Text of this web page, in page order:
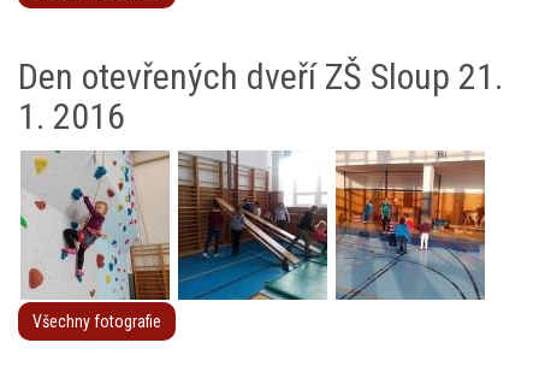
Den otevřených dveří ZŠ Sloup 21.
1. 2016
Všechny fotografie